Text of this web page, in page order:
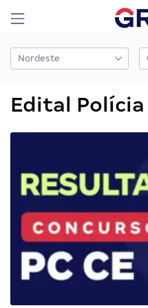
Edital Polícia